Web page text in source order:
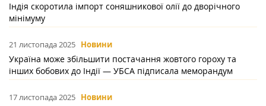
Індія скоротила імпорт соняшникової олії до дворічного
мінімуму
21 листопада 2025 Новини
Україна може збільшити постачання жовтого гороху та
інших бобових до Індії — УБСА підписала меморандум
17 листопада 2025 Новини